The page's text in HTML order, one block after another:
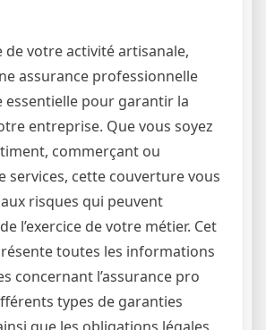
de votre activité artisanale,
assurance professionnelle
essentielle pour garantir la
entreprise. Que vous soyez
commerçant ou
services, cette couverture vous
risques qui peuvent
l’exercice de votre métier. Cet
toutes les informations
concernant l’assurance pro
types de garanties
que les obligations légales